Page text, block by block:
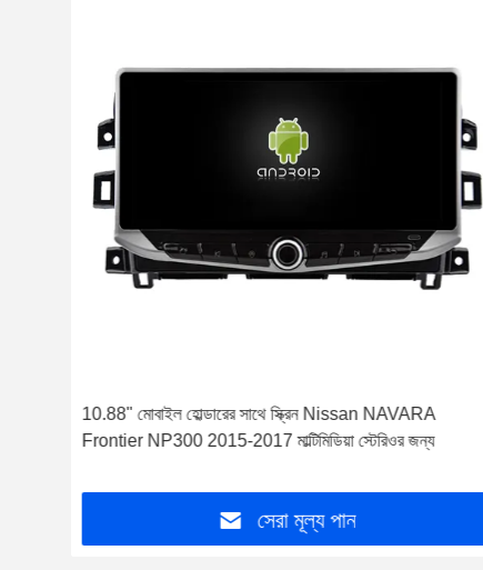
NISSAN Qashqai Tiida Paladin Frontier Livana
Navara NP300 এর জন্য DVD ডেকের সাথে 6.95" স্ক্রীন OEM
সেরা মূল্য পান